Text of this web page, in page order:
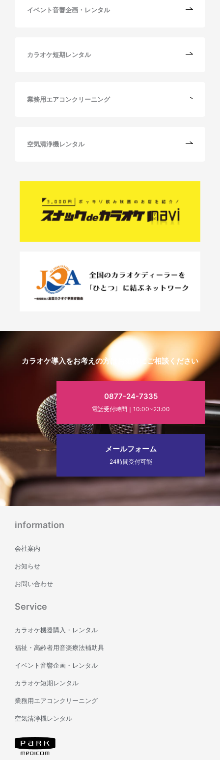
イベント音響企画・レンタル
カラオケ短期レンタル
業務用エアコンクリーニング
空気清浄機レンタル
カラオケ導入をお考えの方はお気軽にご相談ください
0877-24-7335
電話受付時間｜10:00~23:00
メールフォーム
24時間受付可能
Service
カラオケ機器購入・レンタル
福祉・高齢者用音楽療法補助具
イベント音響企画・レンタル
カラオケ短期レンタル
業務用エアコンクリーニング
空気清浄機レンタル
information
会社案内
お知らせ
お問い合わせ